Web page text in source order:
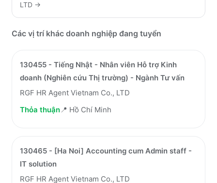
LTD →
Các vị trí khác doanh nghiệp đang tuyển
130455 - Tiếng Nhật - Nhân viên Hỗ trợ Kinh
doanh (Nghiên cứu Thị trường) - Ngành Tư vấn
RGF HR Agent Vietnam Co., LTD
Thỏa thuận📍 Hồ Chí Minh
130465 - [Ha Noi] Accounting cum Admin staff -
IT solution
RGF HR Agent Vietnam Co., LTD